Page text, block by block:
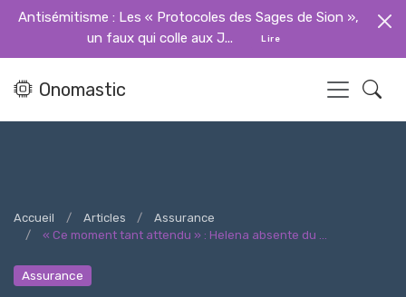
Antisémitisme : Les « Protocoles des Sages de Sion »,
un faux qui colle aux J...
Lire
Onomastic
Accueil Articles
Assurance
« Ce moment tant attendu » : Helena absente du ...
Assurance